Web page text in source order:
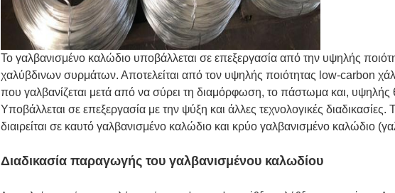
Το γαλβανισμένο καλώδιο υποβάλλεται σε επεξεργασία από την υψηλής
χαλύβδινων συρμάτων. Αποτελείται από τον υψηλής ποιότητας low-carbon
που γαλβανίζεται μετά από να σύρει τη διαμόρφωση, το πάστωμα και,
Υποβάλλεται σε επεξεργασία με την ψύξη και άλλες τεχνολογικές
διαιρείται σε καυτό γαλβανισμένο καλώδιο και κρύο γαλβανισμένο καλώδιο
Διαδικασία παραγωγής του γαλβανισμένου καλωδίου